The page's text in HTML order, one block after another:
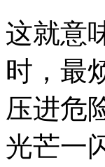
这就意
时，最
压进危
光芒一